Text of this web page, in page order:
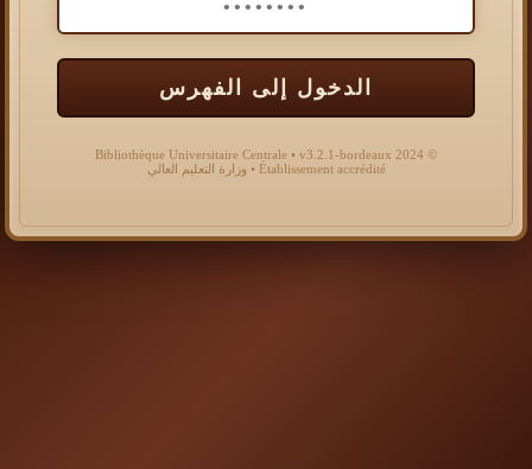
الدخول إلى الفهرس
© 2024 Bibliothèque Universitaire Centrale • v3.2.1-bordeaux
Établissement accrédité • وزارة التعليم العالي